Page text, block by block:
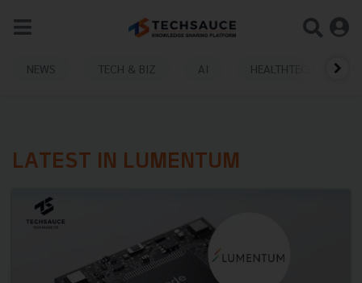
NEWS TECH & BIZ AI HEALTHTECH
LATEST IN LUMENTUM